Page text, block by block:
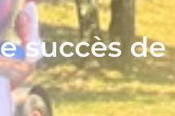
succès de